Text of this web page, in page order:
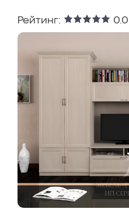
Рейтинг: 0.0